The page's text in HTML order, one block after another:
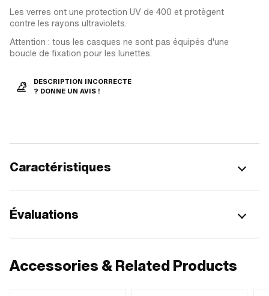
Les verres ont une protection UV de 400 et protègent
contre les rayons ultraviolets.
Attention : tous les casques ne sont pas équipés d'une
boucle de fixation pour les lunettes.
DESCRIPTION INCORRECTE
? DONNE UN AVIS !
Caractéristiques
Évaluations
Accessories & Related Products